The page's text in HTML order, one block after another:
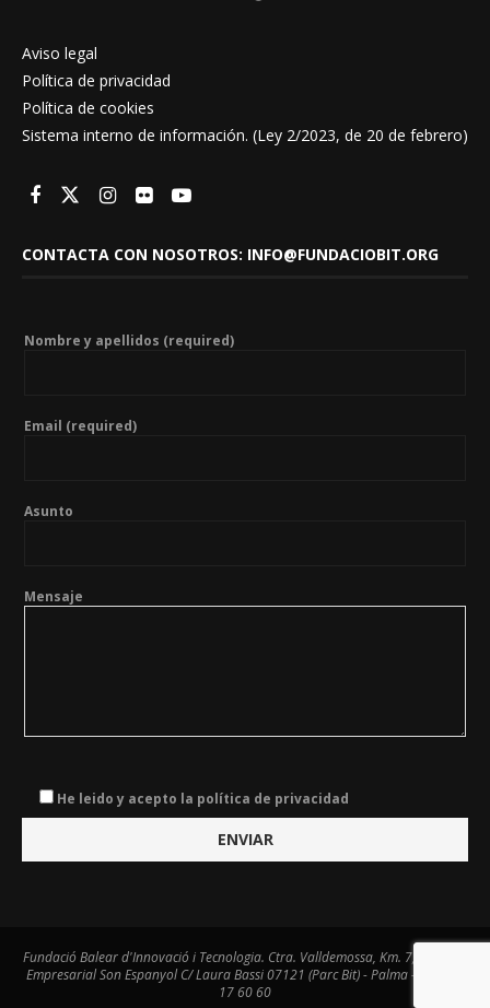
Aviso legal
Política de privacidad
Política de cookies
Sistema interno de información. (Ley 2/2023, de 20 de febrero)
CONTACTA CON NOSOTROS: INFO@FUNDACIOBIT.ORG
Nombre y apellidos (required)
Email (required)
Asunto
Mensaje
He leido y acepto la política de privacidad
Fundació Balear d'Innovació i Tecnologia. Ctra. Valldemossa, Km. 7,4. Centre
Empresarial Son Espanyol C/ Laura Bassi 07121 (Parc Bit) - Palma - Tel. 971
17 60 60